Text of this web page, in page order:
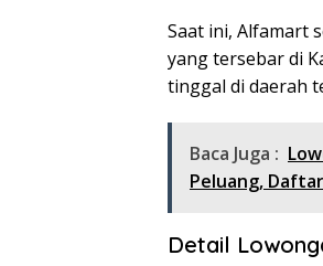
Saat ini, Alfamart
yang tersebar di
tinggal di daerah
Baca Juga :
Peluang,
Detail